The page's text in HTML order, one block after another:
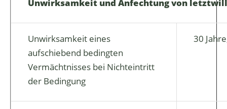
Unwirksamkeit und Anfechtung von
Unwirksamkeit eines
aufschiebend bedingten
Vermächtnisses bei Nichteintritt
der Bedingung
30